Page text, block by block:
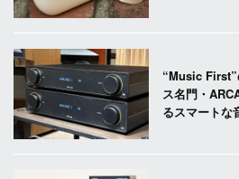
“Music First”
ス名門・
るスマートな